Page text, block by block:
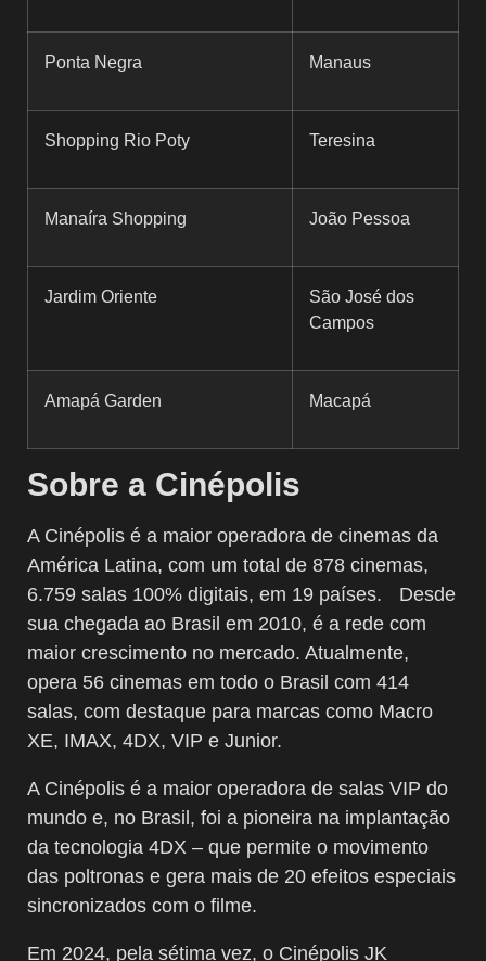
Ponta Negra Manaus
Shopping Rio Poty Teresina
Manaíra Shopping João Pessoa
Jardim Oriente
São José dos
Campos
Amapá Garden Macapá
Sobre a Cinépolis
A Cinépolis é a maior operadora de cinemas da
América Latina, com um total de 878 cinemas,
6.759 salas 100% digitais, em 19 países. Desde
sua chegada ao Brasil em 2010, é a rede com
maior crescimento no mercado. Atualmente,
opera 56 cinemas em todo o Brasil com 414
salas, com destaque para marcas como Macro
XE, IMAX, 4DX, VIP e Junior.
A Cinépolis é a maior operadora de salas VIP do
mundo e, no Brasil, foi a pioneira na implantação
da tecnologia 4DX – que permite o movimento
das poltronas e gera mais de 20 efeitos especiais
sincronizados com o filme.
Em 2024, pela sétima vez, o Cinépolis JK